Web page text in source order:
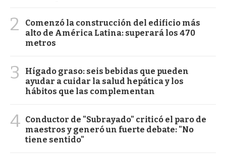
2
Comenzó la construcción del edificio más
alto de América Latina: superará los 470
metros
3
Hígado graso: seis bebidas que pueden
ayudar a cuidar la salud hepática y los
hábitos que las complementan
4 Conductor de "Subrayado" criticó el paro de
maestros y generó un fuerte debate: "No
tiene sentido"